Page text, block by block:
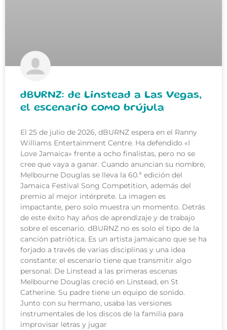
dBURNZ: de Linstead a Las Vegas,
el escenario como brújula
El 25 de julio de 2026, dBURNZ espera en el Ranny
Williams Entertainment Centre. Ha defendido «I
Love Jamaica» frente a ocho finalistas, pero no se
cree que vaya a ganar. Cuando anuncian su nombre,
Melbourne Douglas se lleva la 60.ª edición del
Jamaica Festival Song Competition, además del
premio al mejor intérprete. La imagen es
impactante, pero solo muestra un momento. Detrás
de este éxito hay años de aprendizaje y de trabajo
sobre el escenario. dBURNZ no es solo el tipo de la
canción patriótica. Es un artista jamaicano que se ha
forjado a través de varias disciplinas y una idea
constante: el escenario tiene que transmitir algo
personal. De Linstead a las primeras escenas
Melbourne Douglas creció en Linstead, en St
Catherine. Su padre tiene un equipo de sonido.
Junto con su hermano, usaba las versiones
instrumentales de los discos de la familia para
improvisar letras y jugar